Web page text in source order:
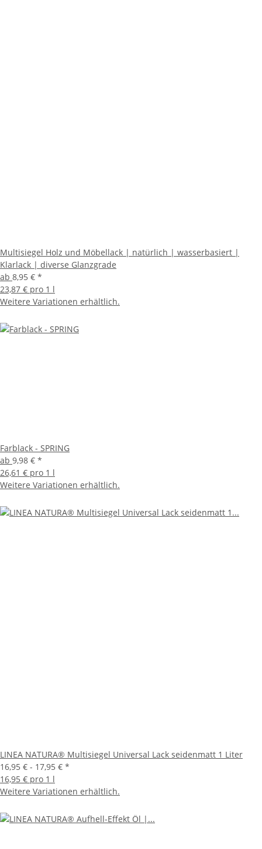
Multisiegel Holz und Möbellack | natürlich | wasserbasiert |
Klarlack | diverse Glanzgrade
ab 8,95 € *
23,87 € pro 1 l
Weitere Variationen erhältlich.
Farblack - SPRING
ab 9,98 € *
26,61 € pro 1 l
Weitere Variationen erhältlich.
LINEA NATURA® Multisiegel Universal Lack seidenmatt 1 Liter
16,95 € - 17,95 € *
16,95 € pro 1 l
Weitere Variationen erhältlich.